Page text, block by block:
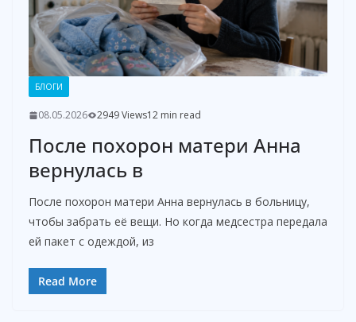
БЛОГИ
08.05.2026 2949 Views12 min read
После похорон матери Анна
вернулась в
После похорон матери Анна вернулась в больницу,
чтобы забрать её вещи. Но когда медсестра передала
ей пакет с одеждой, из
Read More